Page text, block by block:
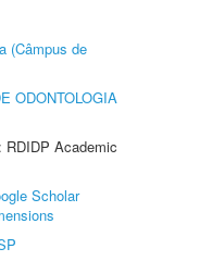
(Câmpus de
ODONTOLOGIA
Academic
Scholar